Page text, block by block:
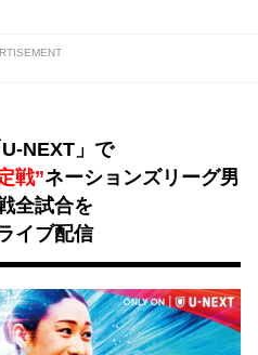
U-NEXT」で
戦”ネーションズリーグ男
全試合を
イブ配信